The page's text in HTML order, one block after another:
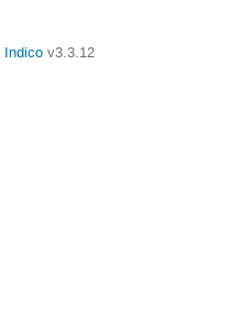
Indico v3.3.12